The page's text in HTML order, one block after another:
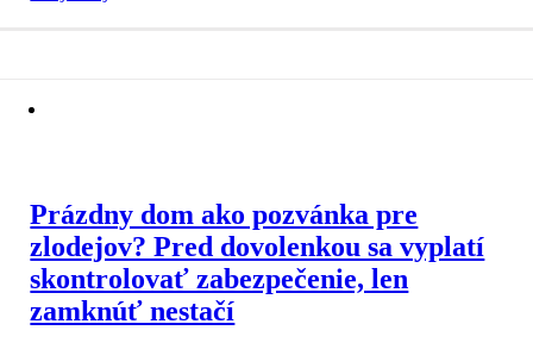
Prázdny dom ako pozvánka pre
zlodejov? Pred dovolenkou sa vyplatí
skontrolovať zabezpečenie, len
zamknúť nestačí